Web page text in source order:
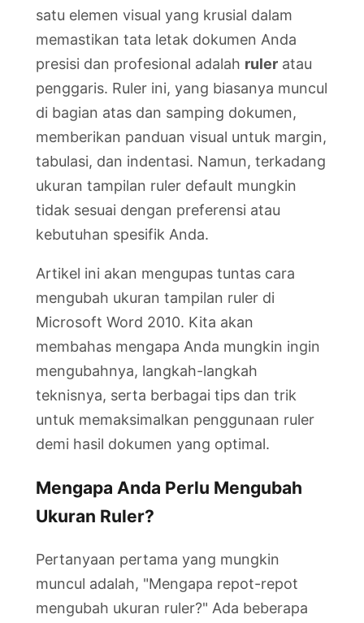
satu elemen visual yang krusial dalam
memastikan tata letak dokumen Anda
presisi dan profesional adalah ruler atau
penggaris. Ruler ini, yang biasanya muncul
di bagian atas dan samping dokumen,
memberikan panduan visual untuk margin,
tabulasi, dan indentasi. Namun, terkadang
ukuran tampilan ruler default mungkin
tidak sesuai dengan preferensi atau
kebutuhan spesifik Anda.
Artikel ini akan mengupas tuntas cara
mengubah ukuran tampilan ruler di
Microsoft Word 2010. Kita akan
membahas mengapa Anda mungkin ingin
mengubahnya, langkah-langkah
teknisnya, serta berbagai tips dan trik
untuk memaksimalkan penggunaan ruler
demi hasil dokumen yang optimal.
Mengapa Anda Perlu Mengubah
Ukuran Ruler?
Pertanyaan pertama yang mungkin
muncul adalah, "Mengapa repot-repot
mengubah ukuran ruler?" Ada beberapa